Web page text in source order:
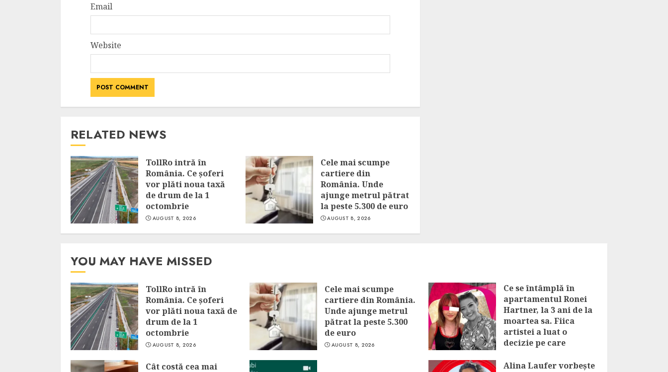
Email
Website
RELATED NEWS
TollRo intră în
România. Ce șoferi
vor plăti noua taxă
de drum de la 1
octombrie
AUGUST 8, 2026
Cele mai scumpe
cartiere din
România. Unde
ajunge metrul pătrat
la peste 5.300 de euro
AUGUST 8, 2026
YOU MAY HAVE MISSED
TollRo intră în
România. Ce șoferi
vor plăti noua taxă de
drum de la 1
octombrie
AUGUST 8, 2026
Cele mai scumpe
cartiere din România.
Unde ajunge metrul
pătrat la peste 5.300
de euro
AUGUST 8, 2026
Ce se întâmplă în
apartamentul Ronei
Hartner, la 3 ani de la
moartea sa. Fiica
artistei a luat o
decizie pe care
sfințenie
Cât costă cea mai
Alina Laufer vorbește